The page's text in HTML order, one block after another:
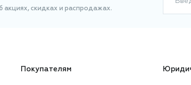
акциях, скидках и распродажах.
Покупателям